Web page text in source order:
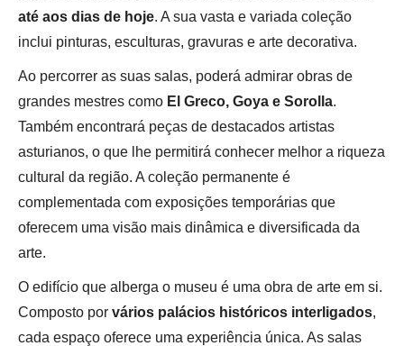
até aos dias de hoje. A sua vasta e variada coleção
inclui pinturas, esculturas, gravuras e arte decorativa.
Ao percorrer as suas salas, poderá admirar obras de
grandes mestres como El Greco, Goya e Sorolla.
Também encontrará peças de destacados artistas
asturianos, o que lhe permitirá conhecer melhor a riqueza
cultural da região. A coleção permanente é
complementada com exposições temporárias que
oferecem uma visão mais dinâmica e diversificada da
arte.
O edifício que alberga o museu é uma obra de arte em si.
Composto por vários palácios históricos interligados,
cada espaço oferece uma experiência única. As salas